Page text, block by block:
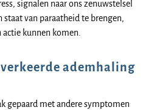
signalen naar ons zenuwstelsel
van paraatheid te brengen,
kunnen komen.
ademhaling
gepaard met andere symptomen